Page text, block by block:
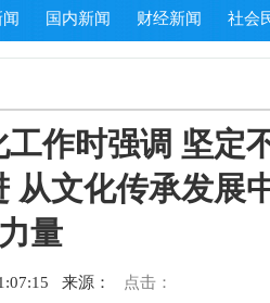
国内新闻 财经新闻 社会
作时强调 坚定
从文化传承发展
量
来源： 点击：